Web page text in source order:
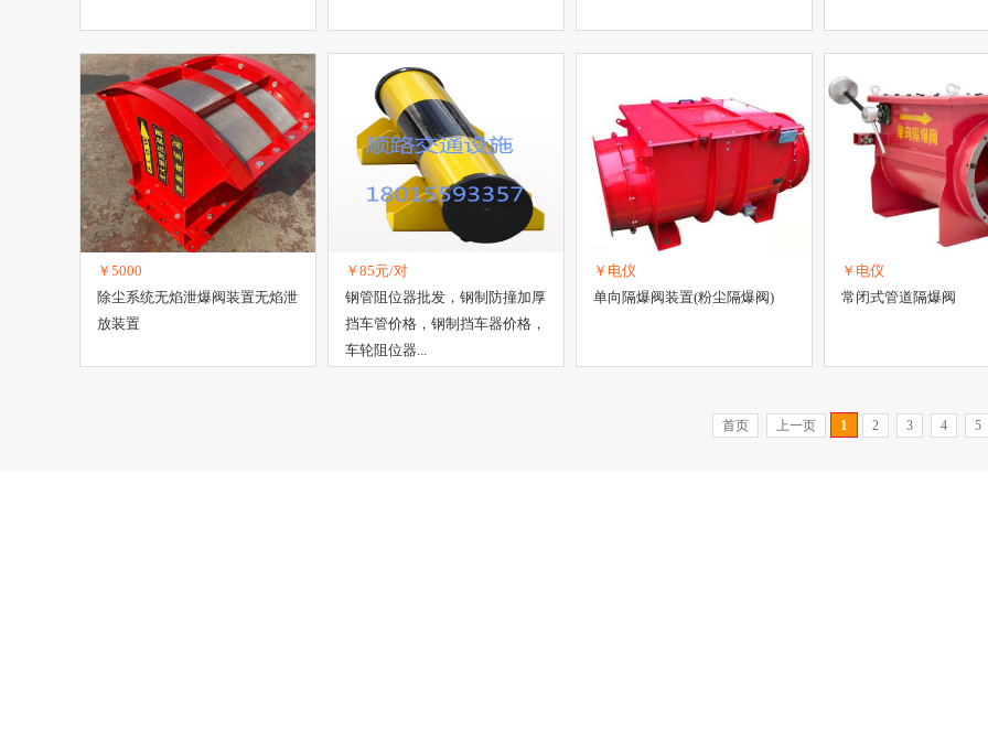
￥5000
除尘系统无焰泄爆阀装置无焰泄
放装置
￥85元/对
钢管阻位器批发，钢制防撞加厚
挡车管价格，钢制挡车器价格，
车轮阻位器...
￥电仪
单向隔爆阀装置(粉尘隔爆阀)
￥电仪
常闭式管道隔爆阀
首页 上一页 1 2 3 4 5